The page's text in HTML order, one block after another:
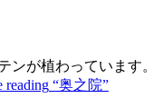
が植わっていま
reading “奥之院”